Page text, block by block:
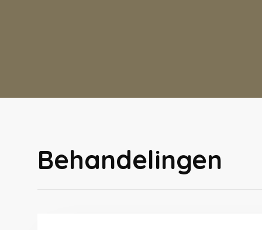
Behandelingen